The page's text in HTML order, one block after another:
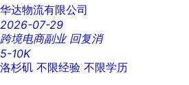
华达物流有限公司
2026-07-29
跨境电商副业 回复消
5-10K
洛杉矶 不限经验 不限学历